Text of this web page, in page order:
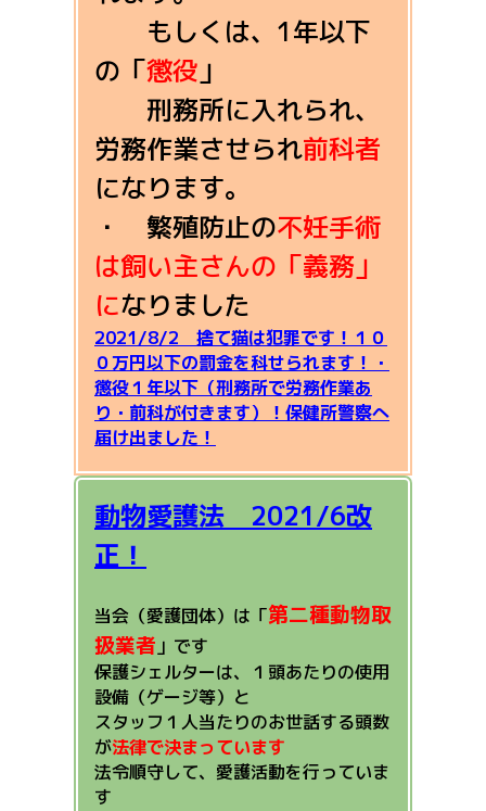
もしくは、1年以下
の「懲役 」
刑務所に入れられ、
労務作業させられ前科者
になります。
・ 繁殖防止の不妊手術
は飼い主さんの「義務」
になりました
2021/8/2 捨て猫は犯罪です！１０
０万円以下の罰金を科せられます！・
懲役１年以下（刑務所で労務作業あ
り・前科が付きます）！保健所警察へ
届け出ました！
動物愛護法 2021/6改
正！
当会（愛護団体）は「第二種動物取
扱業者 」です
保護シェルターは、１頭あたりの使用
設備（ゲージ等）と
スタッフ１人当たりのお世話する頭数
が法律で決まっています
法令順守して、愛護活動を行っていま
す